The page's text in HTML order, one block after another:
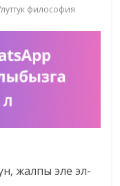
философия
жалпы эле эл-